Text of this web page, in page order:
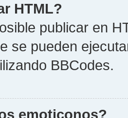
HTML?
publicar en
se pueden
BBCodes.
emoticonos?